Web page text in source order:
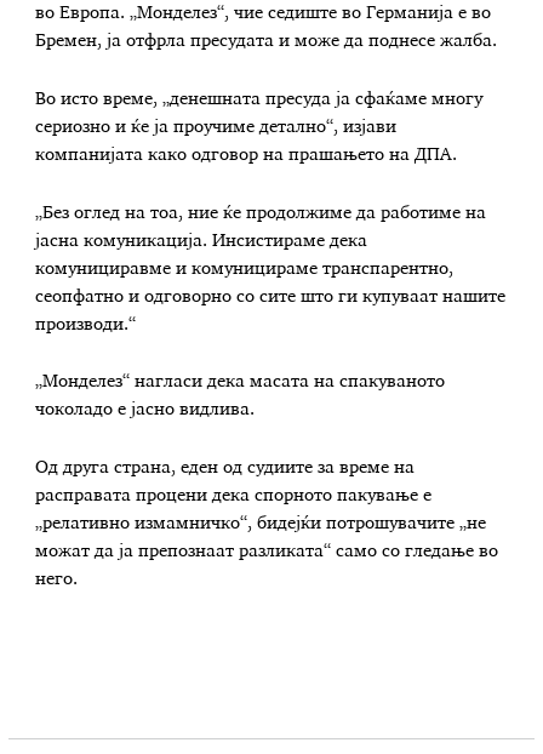
во Европа. „Монделез“, чие седиште во Германија е во
Бремен, ја отфрла пресудата и може да поднесе жалба.
Во исто време, „денешната пресуда ја сфаќаме многу
сериозно и ќе ја проучиме детално“, изјави
компанијата како одговор на прашањето на ДПА.
„Без оглед на тоа, ние ќе продолжиме да работиме на
јасна комуникација. Инсистираме дека
комунициравме и комуницираме транспарентно,
сеопфатно и одговорно со сите што ги купуваат нашите
производи.“
„Монделез“ нагласи дека масата на спакуваното
чоколадо е јасно видлива.
Од друга страна, еден од судиите за време на
расправата процени дека спорното пакување е
„релативно измамничко“, бидејќи потрошувачите „не
можат да ја препознаат разликата“ само со гледање во
него.